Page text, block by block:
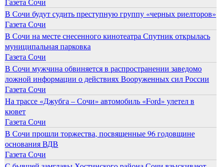
В Сочи будут судить преступную группу «черных риелторов»
Газета Сочи
В Сочи на месте снесенного кинотеатра Спутник открылась
муниципальная парковка
Газета Сочи
В Сочи мужчина обвиняется в распространении заведомо
ложной информации о действиях Вооруженных сил России
Газета Сочи
На трассе «Джубга – Сочи» автомобиль «Ford» улетел в
кювет
Газета Сочи
В Сочи прошли торжества, посвященные 96 годовщине
основания ВДВ
Газета Сочи